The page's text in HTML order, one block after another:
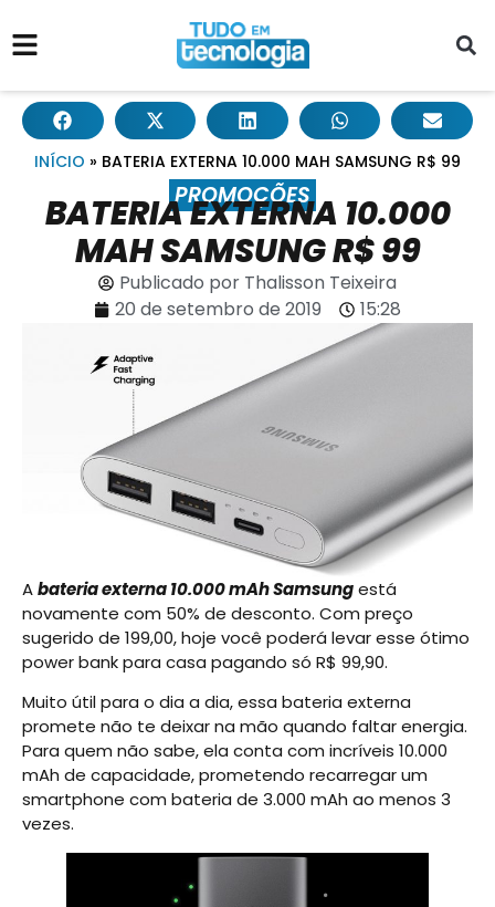
INÍCIO » BATERIA EXTERNA 10.000 MAH SAMSUNG R$ 99
PROMOÇÕES
BATERIA EXTERNA 10.000
MAH SAMSUNG R$ 99
Publicado por Thalisson Teixeira
20 de setembro de 2019
15:28
Abateria externa 10.000 mAh Samsungestá
novamente com 50% de desconto. Com preço
sugerido de 199,00, hoje você poderá levar esse ótimo
power bank para casa pagando só R$ 99,90.
Muito útil para o dia a dia, essa bateria externa
promete não te deixar na mão quando faltar energia.
Para quem não sabe, ela conta com incríveis 10.000
mAh de capacidade, prometendo recarregar um
smartphone com bateria de 3.000 mAh ao menos 3
vezes.